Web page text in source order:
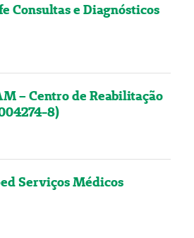
Consultas e Diagnósticos
– Centro de Reabilitação
8)
Serviços Médicos